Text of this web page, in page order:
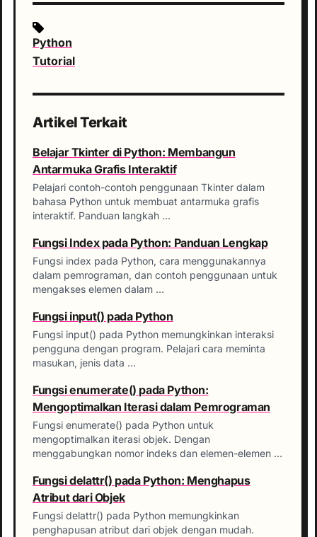
Python
Tutorial
Artikel Terkait
Belajar Tkinter di Python: Membangun
Antarmuka Grafis Interaktif
Pelajari contoh-contoh penggunaan Tkinter dalam
bahasa Python untuk membuat antarmuka grafis
interaktif. Panduan langkah …
Fungsi Index pada Python: Panduan Lengkap
Fungsi index pada Python, cara menggunakannya
dalam pemrograman, dan contoh penggunaan untuk
mengakses elemen dalam …
Fungsi input() pada Python
Fungsi input() pada Python memungkinkan interaksi
pengguna dengan program. Pelajari cara meminta
masukan, jenis data …
Fungsi enumerate() pada Python:
Mengoptimalkan Iterasi dalam Pemrograman
Fungsi enumerate() pada Python untuk
mengoptimalkan iterasi objek. Dengan
menggabungkan nomor indeks dan elemen-elemen …
Fungsi delattr() pada Python: Menghapus
Atribut dari Objek
Fungsi delattr() pada Python memungkinkan
penghapusan atribut dari objek dengan mudah.